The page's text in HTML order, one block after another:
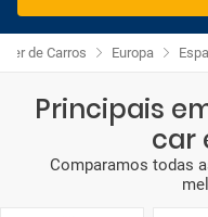
Europa
de Carros
Principais
car
Comparamos todas